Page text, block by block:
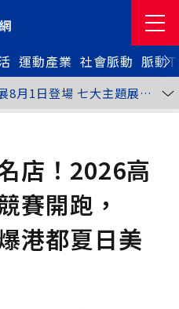
運動產業 社會脈動 脈動
啟臣偕運彩公會挺萬和國
將 4 月全中運奪金
的堅持！ 中山醫大牙醫系
8月1日登場 七大主題展區
慌 議員張芬郁質詢轟食安稽
苗縣市長參選人提「食安聯
亞洲生技展 發表「微奈米
技術
與結構重塑 高雄旗津輪渡
進速效抗憂鬱鼻噴劑 24
返社會
園區 民生水資再生廠環教館
歐巴桑！」穆閩珠自掏腰包
工局籲落實防颱整備
告捷 首5日運量增24%周
店！2026高
賽開跑，
港都夏日美